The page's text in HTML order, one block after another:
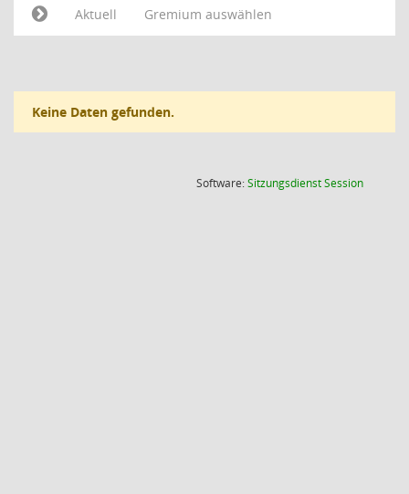
Aktuell
Gremium auswählen
Keine Daten gefunden.
Software:SitzungsdienstSession(Wird in